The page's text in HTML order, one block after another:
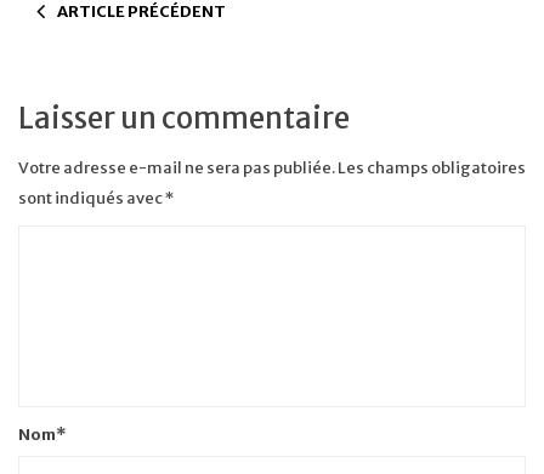
ARTICLE PRÉCÉDENT
Laisser un commentaire
Votre adresse e-mail ne sera pas publiée.Les champs obligatoires
sont indiqués avec*
Nom*